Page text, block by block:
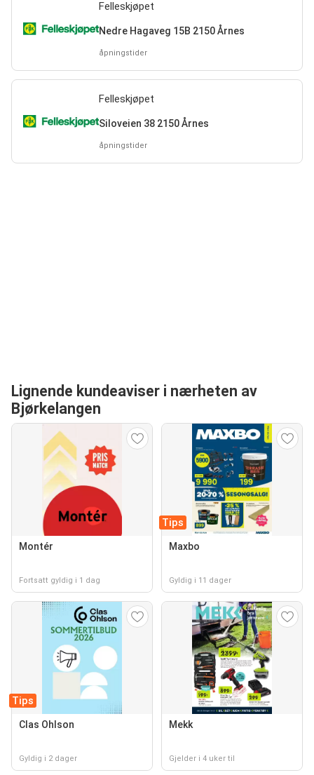
Felleskjøpet
Nedre Hagaveg 15B 2150 Årnes
åpningstider
Felleskjøpet
Siloveien 38 2150 Årnes
åpningstider
Lignende kundeaviser i nærheten av
Bjørkelangen
Montér
Fortsatt gyldig i 1 dag
Tips
Maxbo
Gyldig i 11 dager
Tips
Clas Ohlson
Gyldig i 2 dager
Mekk
Gjelder i 4 uker til